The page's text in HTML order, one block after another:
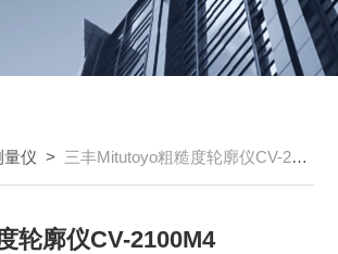
量仪 > 三丰Mitutoyo粗糙度轮廓仪CV-2100M4
轮廓仪CV-2100M4